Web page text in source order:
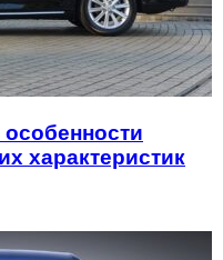
характеристик